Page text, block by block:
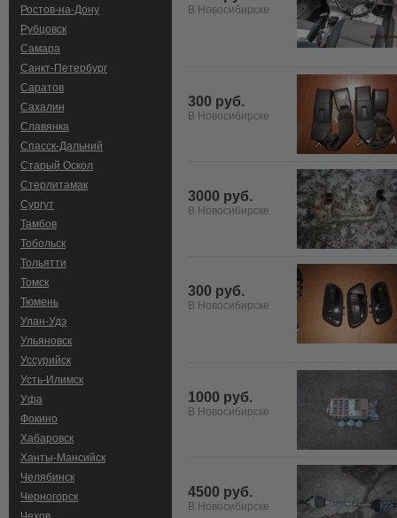
Ростов-на-Дону
Рубцовск
Самара
Санкт-Петербург
Саратов
Сахалин
Славянка
Спасск-Дальний
Старый Оскол
Стерлитамак
Сургут
Тамбов
Тобольск
Тольятти
Томск
Тюмень
Улан-Удэ
Ульяновск
Уссурийск
Усть-Илимск
Уфа
Фокино
Хабаровск
Ханты-Мансийск
Челябинск
Черногорск
В Новосибирске
300 руб.
В Новосибирске
3000 руб.
В Новосибирске
300 руб.
В Новосибирске
1000 руб.
В Новосибирске
4500 руб.
В Новосибирске